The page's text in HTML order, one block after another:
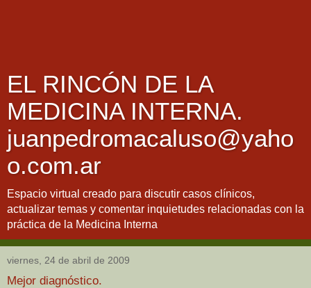
EL RINCÓN DE LA
MEDICINA INTERNA.
juanpedromacaluso@yaho
o.com.ar
Espacio virtual creado para discutir casos clínicos,
actualizar temas y comentar inquietudes relacionadas con la
práctica de la Medicina Interna
viernes, 24 de abril de 2009
Mejor diagnóstico.